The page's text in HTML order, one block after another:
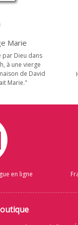
Marie
par Dieu dans
à une vierge
de David
Marie."
en ligne